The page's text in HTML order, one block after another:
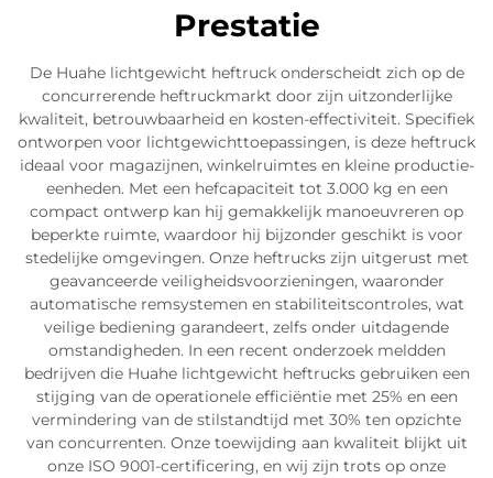
Prestatie
De Huahe lichtgewicht heftruck onderscheidt zich op de
concurrerende heftruckmarkt door zijn uitzonderlijke
kwaliteit, betrouwbaarheid en kosten-effectiviteit. Specifiek
ontworpen voor lichtgewichttoepassingen, is deze heftruck
ideaal voor magazijnen, winkelruimtes en kleine productie-
eenheden. Met een hefcapaciteit tot 3.000 kg en een
compact ontwerp kan hij gemakkelijk manoeuvreren op
beperkte ruimte, waardoor hij bijzonder geschikt is voor
stedelijke omgevingen. Onze heftrucks zijn uitgerust met
geavanceerde veiligheidsvoorzieningen, waaronder
automatische remsystemen en stabiliteitscontroles, wat
veilige bediening garandeert, zelfs onder uitdagende
omstandigheden. In een recent onderzoek meldden
bedrijven die Huahe lichtgewicht heftrucks gebruiken een
stijging van de operationele efficiëntie met 25% en een
vermindering van de stilstandtijd met 30% ten opzichte
van concurrenten. Onze toewijding aan kwaliteit blijkt uit
onze ISO 9001-certificering, en wij zijn trots op onze